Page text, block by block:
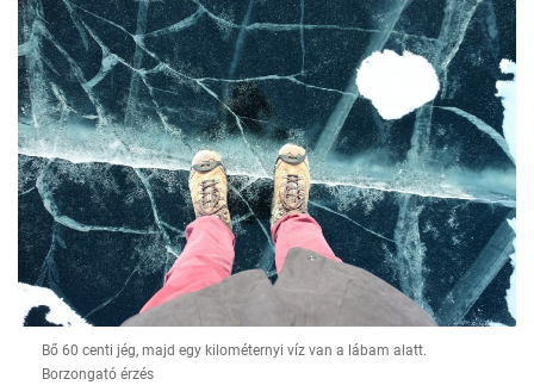
Bő 60 centi jég, majd egy kilométernyi víz van a lábam alatt.
Borzongató érzés